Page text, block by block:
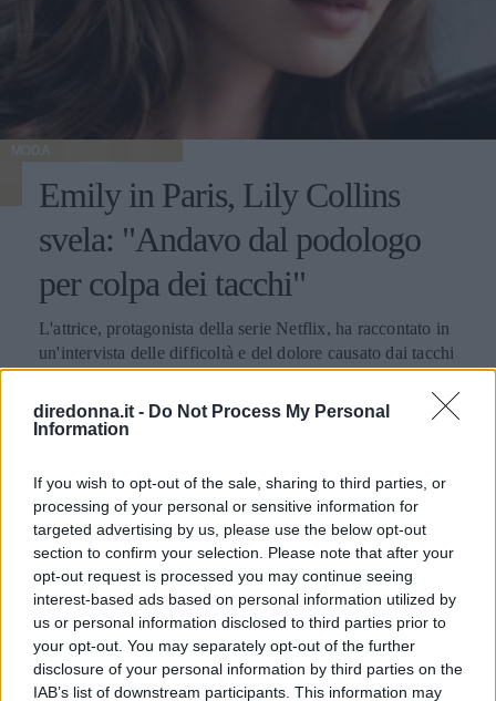
diredonna.it - Do Not Process My Personal
Information
If you wish to opt-out of the sale, sharing to third parties, or
processing of your personal or sensitive information for
targeted advertising by us, please use the below opt-out
section to confirm your selection. Please note that after your
opt-out request is processed you may continue seeing
interest-based ads based on personal information utilized by
us or personal information disclosed to third parties prior to
your opt-out. You may separately opt-out of the further
disclosure of your personal information by third parties on the
IAB’s list of downstream participants. This information may
MODA
Emily in Paris, Lily Collins
svela: "Andavo dal podologo
per colpa dei tacchi"
L'attrice, protagonista della serie Netflix, ha raccontato in
un'intervista delle difficoltà e del dolore causato dai tacchi
vertiginosi indossati sul set, a causa del ciottolato parigino.
EMMA PIETRAROSA